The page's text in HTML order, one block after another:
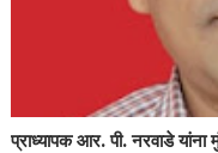
प्राध्यापक आर. पी. नरवाडे यांना